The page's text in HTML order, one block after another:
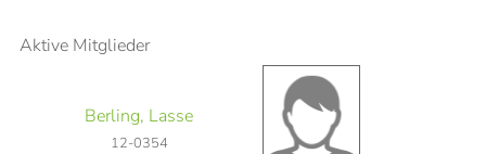
Aktive Mitglieder
Berling, Lasse
12-0354